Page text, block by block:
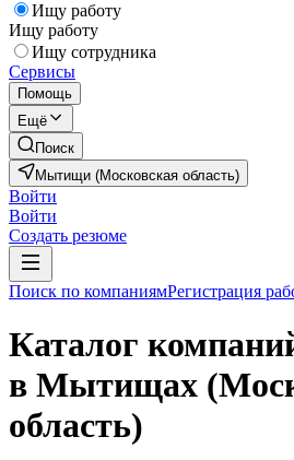
Ищу работу
Ищу работу
Ищу сотрудника
Сервисы
Помощь
Ещё
Поиск
Мытищи (Московская область)
Войти
Войти
Создать резюме
Поиск по компаниямРегистрация
Каталог
в Мытищах
область)